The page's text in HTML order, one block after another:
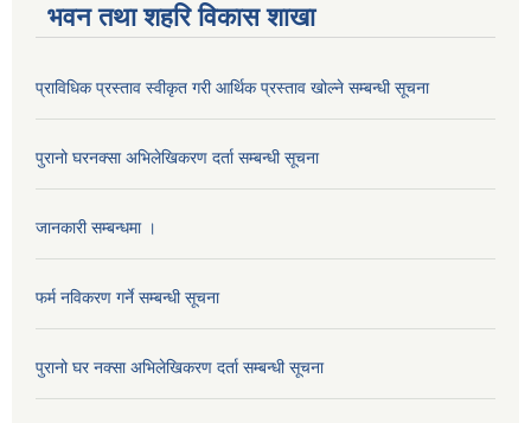
भवन तथा शहरि विकास शाखा
प्राविधिक प्रस्ताव स्वीकृत गरी आर्थिक प्रस्ताव खोल्ने सम्बन्धी सूचना
पुरानो घरनक्सा अभिलेखिकरण दर्ता सम्बन्धी सूचना
जानकारी सम्बन्धमा ।
फर्म नविकरण गर्ने सम्बन्धी सूचना
पुरानो घर नक्सा अभिलेखिकरण दर्ता सम्बन्धी सूचना